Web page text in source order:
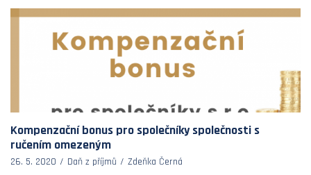
Kompenzační bonus pro společníky společnosti s
ručením omezeným
26. 5. 2020 Daň z příjmů Zdeňka Černá